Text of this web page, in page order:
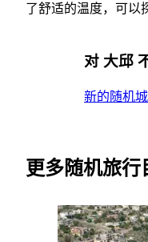
了舒适的温度，可以
对 大邱
新的随机
更多随机旅行